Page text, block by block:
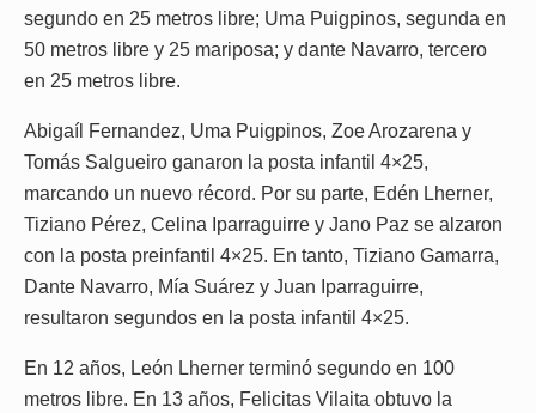
segundo en 25 metros libre; Uma Puigpinos, segunda en
50 metros libre y 25 mariposa; y dante Navarro, tercero
en 25 metros libre.
Abigaíl Fernandez, Uma Puigpinos, Zoe Arozarena y
Tomás Salgueiro ganaron la posta infantil 4×25,
marcando un nuevo récord. Por su parte, Edén Lherner,
Tiziano Pérez, Celina Iparraguirre y Jano Paz se alzaron
con la posta preinfantil 4×25. En tanto, Tiziano Gamarra,
Dante Navarro, Mía Suárez y Juan Iparraguirre,
resultaron segundos en la posta infantil 4×25.
En 12 años, León Lherner terminó segundo en 100
metros libre. En 13 años, Felicitas Vilaita obtuvo la